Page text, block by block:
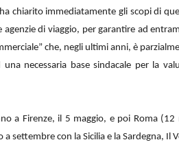
chiarito immediatamente gli scopi di
di viaggio, per garantire ad
che, negli ultimi anni, è
una necessaria base sindacale per la
a Firenze, il 5 maggio, e poi Roma
settembre con la Sicilia e la Sardegna, Il